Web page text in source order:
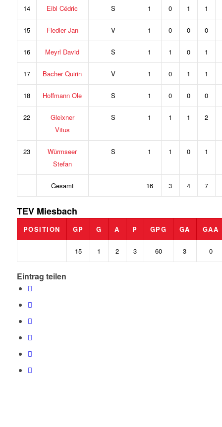
14 Eibl Cédric S 1 0 1 1
15 Fiedler Jan V 1 0 0 0
16 Meyrl David S 1 1 0 1
17 Bacher Quirin V 1 0 1 1
18 Hoffmann Ole S 1 0 0 0
22
Gleixner
Vitus
S 1 1 1 2
23
Würmseer
Stefan
S 1 1 0 1
Gesamt 16 3 4 7
TEV Miesbach
POSITION GP G A P GPG GA GAA
15 1 2 3 60 3 0
Eintrag teilen